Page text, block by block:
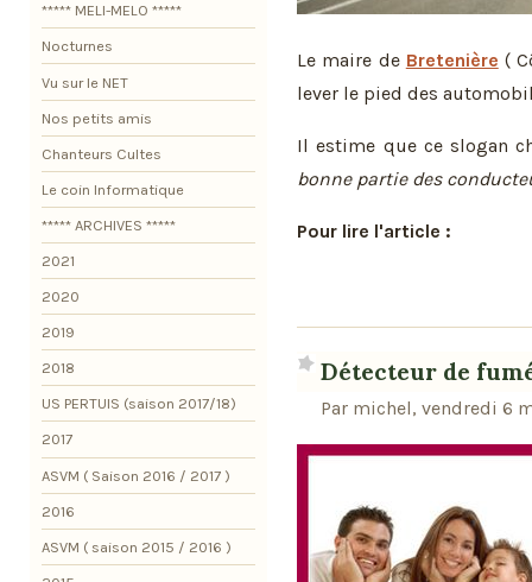
Le maire de Bretenière (
lever le pied des
Il estime que ce slogan
bonne partie des
Pour lire l'article :
Détecteur de
Par michel, vendredi 6
***** MELI-MELO *****
Nocturnes
Vu sur le NET
Nos petits amis
Chanteurs Cultes
Le coin Informatique
***** ARCHIVES *****
2021
2020
2019
2018
US PERTUIS (saison 2017/18)
2017
ASVM ( Saison 2016 / 2017 )
2016
ASVM ( saison 2015 / 2016 )